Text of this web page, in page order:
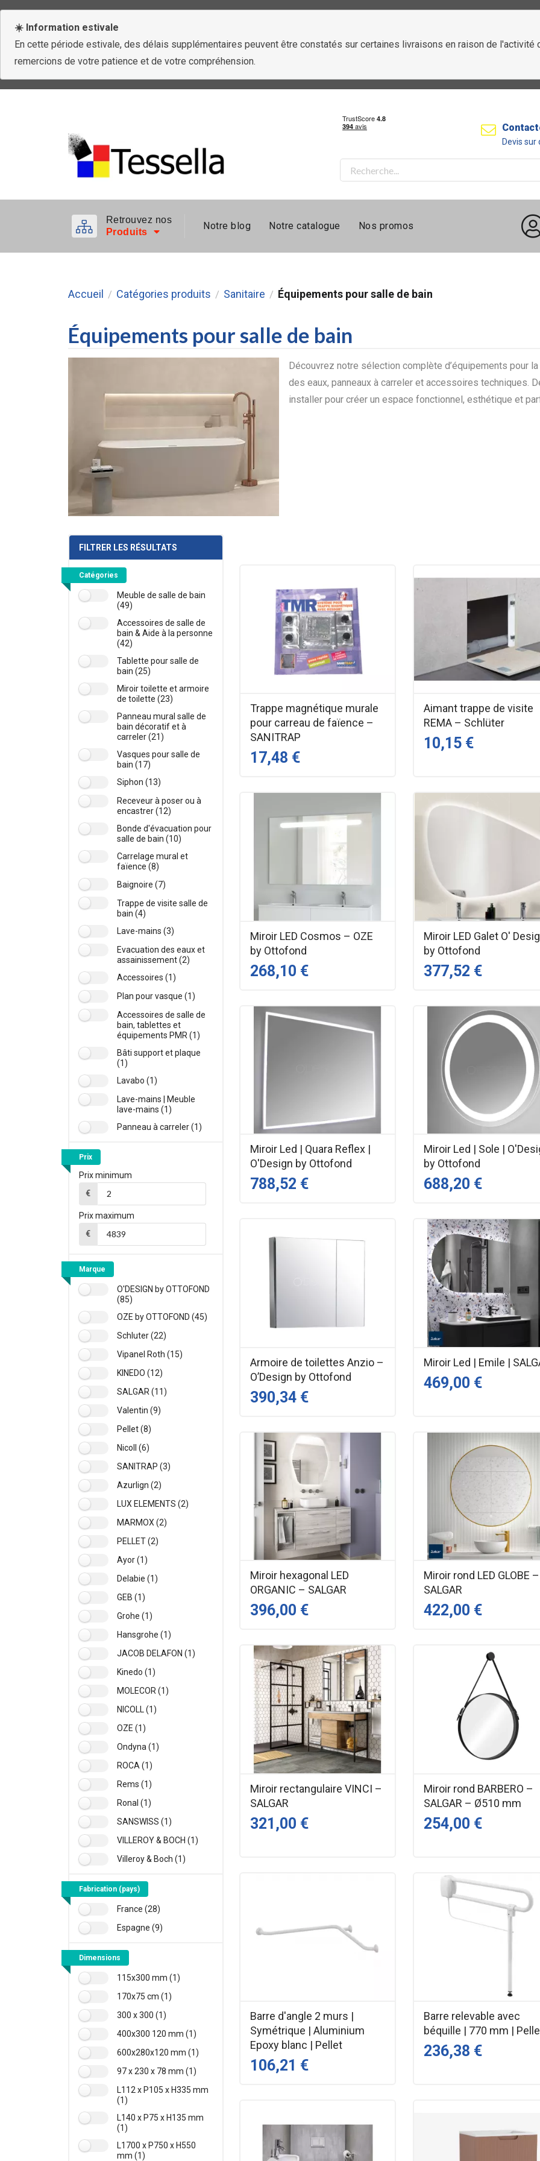
☀️ Information estivale
En cette période estivale, des délais supplémentaires peuvent être constatés sur certaines livraisons en raison de
remercions de votre patience et de votre compréhension.
Devis sur
Retrouvez nos
Produits
Notre blog Notre catalogue Nos promos
Accueil / Catégories produits / Sanitaire / Équipements pour salle de bain
Équipements pour salle de bain
Découvrez notre sélection complète d’équipements pour
des eaux, panneaux à carreler et accessoires techniques.
installer pour créer un espace fonctionnel, esthétique et
FILTRER LES RÉSULTATS
Catégories
Meuble de salle de bain
(49)
Accessoires de salle de
bain & Aide à la personne
(42)
Tablette pour salle de
bain (25)
Miroir toilette et armoire
de toilette (23)
Panneau mural salle de
bain décoratif et à
carreler (21)
Vasques pour salle de
bain (17)
Siphon (13)
Receveur à poser ou à
encastrer (12)
Bonde d'évacuation pour
salle de bain (10)
Carrelage mural et
faïence (8)
Baignoire (7)
Trappe de visite salle de
bain (4)
Lave-mains (3)
Evacuation des eaux et
assainissement (2)
Accessoires (1)
Plan pour vasque (1)
Accessoires de salle de
bain, tablettes et
équipements PMR (1)
Bâti support et plaque
(1)
Lavabo (1)
Lave-mains | Meuble
lave-mains (1)
Panneau à carreler (1)
Prix
Prix minimum
€
Prix maximum
€
Marque
O'DESIGN by OTTOFOND
(85)
OZE by OTTOFOND (45)
Schluter (22)
Vipanel Roth (15)
KINEDO (12)
SALGAR (11)
Valentin (9)
Pellet (8)
Nicoll (6)
SANITRAP (3)
Azurlign (2)
LUX ELEMENTS (2)
MARMOX (2)
PELLET (2)
Ayor (1)
Delabie (1)
GEB (1)
Grohe (1)
Hansgrohe (1)
JACOB DELAFON (1)
Kinedo (1)
MOLECOR (1)
NICOLL (1)
OZE (1)
Ondyna (1)
ROCA (1)
Rems (1)
Ronal (1)
SANSWISS (1)
VILLEROY & BOCH (1)
Villeroy & Boch (1)
Fabrication (pays)
France (28)
Espagne (9)
Dimensions
115x300 mm (1)
170x75 cm (1)
300 x 300 (1)
400x300 120 mm (1)
600x280x120 mm (1)
97 x 230 x 78 mm (1)
L112 x P105 x H335 mm
(1)
L140 x P75 x H135 mm
(1)
L1700 x P750 x H550
mm (1)
Trappe magnétique murale
pour carreau de faïence –
SANITRAP
17,48 €
Aimant trappe de visite
REMA – Schlüter
10,15 €
Miroir LED Cosmos – OZE
by Ottofond
268,10 €
Miroir LED Galet O'
by Ottofond
377,52 €
Miroir Led | Quara Reflex |
O'Design by Ottofond
788,52 €
Miroir Led | Sole |
by Ottofond
688,20 €
Armoire de toilettes Anzio –
O’Design by Ottofond
390,34 €
Miroir Led | Emile |
469,00 €
Miroir hexagonal LED
ORGANIC – SALGAR
396,00 €
Miroir rond LED GLOBE –
SALGAR
422,00 €
Miroir rectangulaire VINCI –
SALGAR
321,00 €
Miroir rond BARBERO –
SALGAR – Ø510 mm
254,00 €
Barre d'angle 2 murs |
Symétrique | Aluminium
Epoxy blanc | Pellet
106,21 €
Barre relevable avec
béquille | 770 mm |
236,38 €